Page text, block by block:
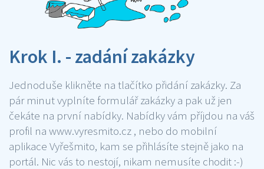
Krok I. - zadání zakázky
Jednoduše klikněte na tlačítko přidání zakázky. Za
pár minut vyplníte formulář zakázky a pak už jen
čekáte na první nabídky. Nabídky vám příjdou na váš
profil na www.vyresmito.cz , nebo do mobilní
aplikace Vyřešmito, kam se přihlásíte stejně jako na
portál. Nic vás to nestojí, nikam nemusíte chodit :-)